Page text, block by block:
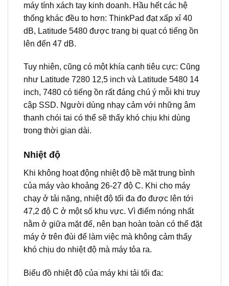
máy tính xách tay kinh doanh. Hầu hết các hệ
thống khác đều to hơn: ThinkPad đạt xấp xỉ 40
dB, Latitude 5480 được trang bị quạt có tiếng ồn
lên đến 47 dB.
Tuy nhiên, cũng có một khía cạnh tiêu cực: Cũng
như Latitude 7280 12,5 inch và Latitude 5480 14
inch, 7480 có tiếng ồn rất đáng chú ý mỗi khi truy
cập SSD. Người dùng nhạy cảm với những âm
thanh chói tai có thể sẽ thấy khó chịu khi dùng
trong thời gian dài.
Nhiệt độ
Khi không hoạt động nhiệt độ bề mặt trung bình
của máy vào khoảng 26-27 độ C. Khi cho máy
chạy ở tải nặng, nhiệt độ tối đa đo được lên tới
47,2 độ C ở một số khu vực. Vì điểm nóng nhất
nằm ở giữa mặt đế, nên bạn hoàn toàn có thể đặt
máy ở trên đùi để làm việc mà không cảm thấy
khó chịu do nhiệt độ mà máy tỏa ra.
Biểu đồ nhiệt độ của máy khi tải tối đa: